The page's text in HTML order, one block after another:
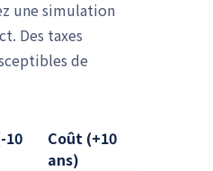
une simulation
Des taxes
de
10
Coût (+10
ans)